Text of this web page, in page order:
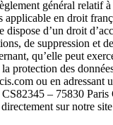
général relatif
applicable en droit
dispose d’un droit
de suppression et
qu’elle peut
protection des
ou en adressant
– 75830 Paris
sur notre